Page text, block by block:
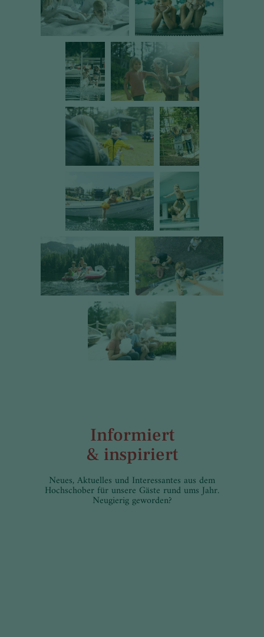
Informiert
& inspiriert
Neues, Aktuelles und Interessantes aus dem
Hochschober für unsere Gäste rund ums Jahr.
Neugierig geworden?